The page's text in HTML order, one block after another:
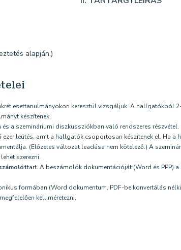
alapján.)
esettanulmányokon keresztül vizsgáljuk. A hallgatókból
készítenek.
a szemináriumi diszkussziókban való rendszeres részvétel.
ezer leütés, amit a hallgatók csoportosan készítenek el. Ha
(Előzetes változat leadása nem kötelező.) A
szerezni.
tart. A beszámolók dokumentációját (Word és PPP)
formában (Word dokumentum, PDF-be konvertálás
kell méretezni.